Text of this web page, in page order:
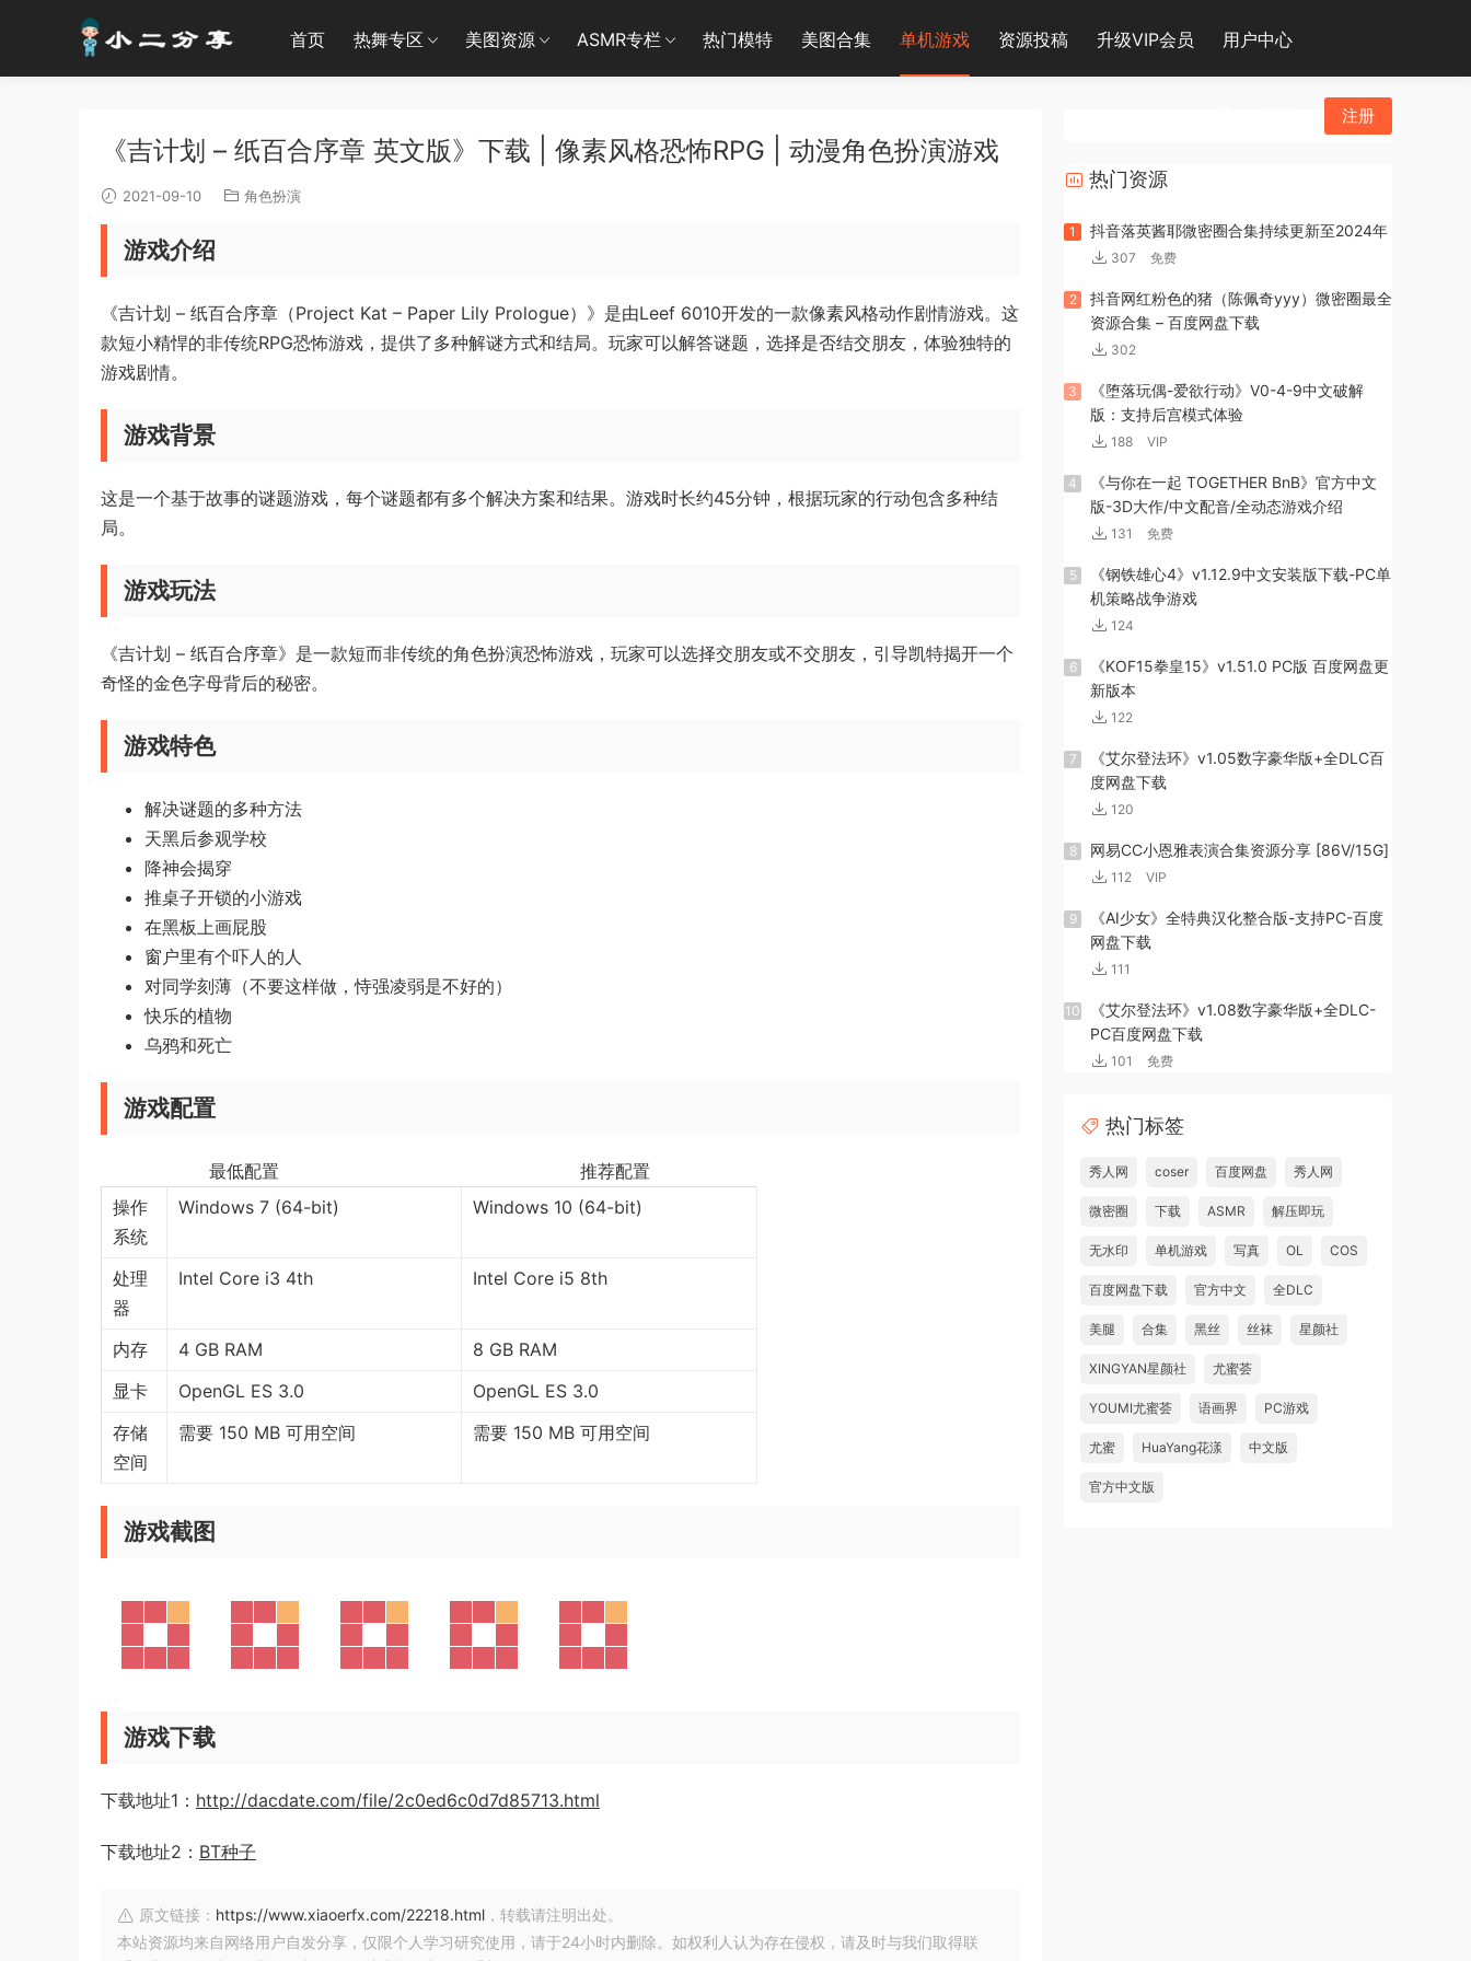
首页 热舞专区 美图资源 ASMR专栏 热门模特 美图合集 单机游戏 资源投稿 升级VIP会员 用户中心
注册
《吉计划 – 纸百合序章 英文版》下载 | 像素风格恐怖RPG | 动漫角色扮演游戏
2021-09-10 角色扮演
游戏介绍
《吉计划 – 纸百合序章（Project Kat – Paper Lily Prologue）》是由Leef 6010开发的一款像素风格动作剧情游戏。这
款短小精悍的非传统RPG恐怖游戏，提供了多种解谜方式和结局。玩家可以解答谜题，选择是否结交朋友，体验独特的
游戏剧情。
游戏背景
这是一个基于故事的谜题游戏，每个谜题都有多个解决方案和结果。游戏时长约45分钟，根据玩家的行动包含多种结
局。
游戏玩法
《吉计划 – 纸百合序章》是一款短而非传统的角色扮演恐怖游戏，玩家可以选择交朋友或不交朋友，引导凯特揭开一个
奇怪的金色字母背后的秘密。
游戏特色
解决谜题的多种方法
天黑后参观学校
降神会揭穿
推桌子开锁的小游戏
在黑板上画屁股
窗户里有个吓人的人
对同学刻薄（不要这样做，恃强凌弱是不好的）
快乐的植物
乌鸦和死亡
游戏配置
最低配置 推荐配置
操作
系统
Windows 7 (64-bit) Windows 10 (64-bit)
处理
器
Intel Core i3 4th Intel Core i5 8th
内存 4 GB RAM
8 GB RAM
显卡
OpenGL ES 3.0
OpenGL ES 3.0
存储
空间
需要 150 MB 可用空间 需要 150 MB 可用空间
游戏截图
游戏下载
下载地址1： http://dacdate.com/file/2c0ed6c0d7d85713.html
下载地址2： BT种子
原文链接： https://www.xiaoerfx.com/22218.html ，转载请注明出处。
本站资源均来自网络用户自发分享，仅限个人学习研究使用，请于24小时内删除。如权利人认为存在侵权，请及时与我们取得联
热门资源
1 抖音落英酱耶微密圈合集持续更新至2024年
307 免费
2
抖音网红粉色的猪（陈佩奇yyy）微密圈最全
资源合集 – 百度网盘下载
302
3
《堕落玩偶-爱欲行动》V0-4-9中文破解
版：支持后宫模式体验
188 VIP
4
《与你在一起 TOGETHER BnB》官方中文
版-3D大作/中文配音/全动态游戏介绍
131 免费
5
《钢铁雄心4》v1.12.9中文安装版下载-PC单
机策略战争游戏
124
6
《KOF15拳皇15》v1.51.0 PC版 百度网盘更
新版本
122
7
《艾尔登法环》v1.05数字豪华版+全DLC百
度网盘下载
120
8 网易CC小恩雅表演合集资源分享 [86V/15G]
112 VIP
9
《AI少女》全特典汉化整合版-支持PC-百度
网盘下载
111
10
《艾尔登法环》v1.08数字豪华版+全DLC-
PC百度网盘下载
101 免费
热门标签
秀人网 coser 百度网盘 秀人网
微密圈 下载 ASMR 解压即玩
无水印 单机游戏 写真 OL COS
百度网盘下载 官方中文 全DLC
美腿 合集 黑丝 丝袜 星颜社
XINGYAN星颜社 尤蜜荟
YOUMI尤蜜荟 语画界 PC游戏
尤蜜 HuaYang花漾 中文版
官方中文版